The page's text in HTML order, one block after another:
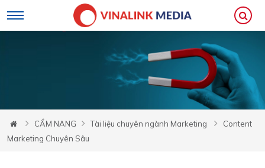
CẨM NANG Tài liệu chuyên ngành Marketing
Content
Marketing Chuyên Sâu